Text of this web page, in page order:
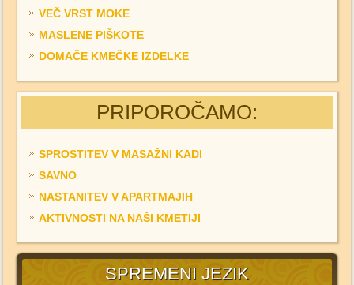
VEČ VRST MOKE
MASLENE PIŠKOTE
DOMAČE KMEČKE IZDELKE
PRIPOROČAMO:
SPROSTITEV V MASAŽNI KADI
SAVNO
NASTANITEV V APARTMAJIH
AKTIVNOSTI NA NAŠI KMETIJI
SPREMENI JEZIK